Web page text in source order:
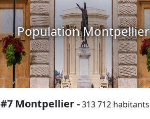
Population Montpellier
#7 Montpellier -313 712 habitants